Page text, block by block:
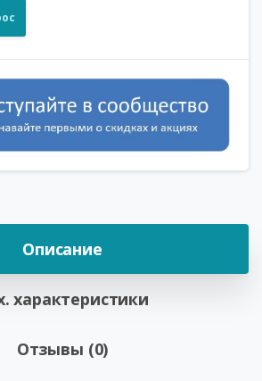
Описание
характеристики
Отзывы (0)